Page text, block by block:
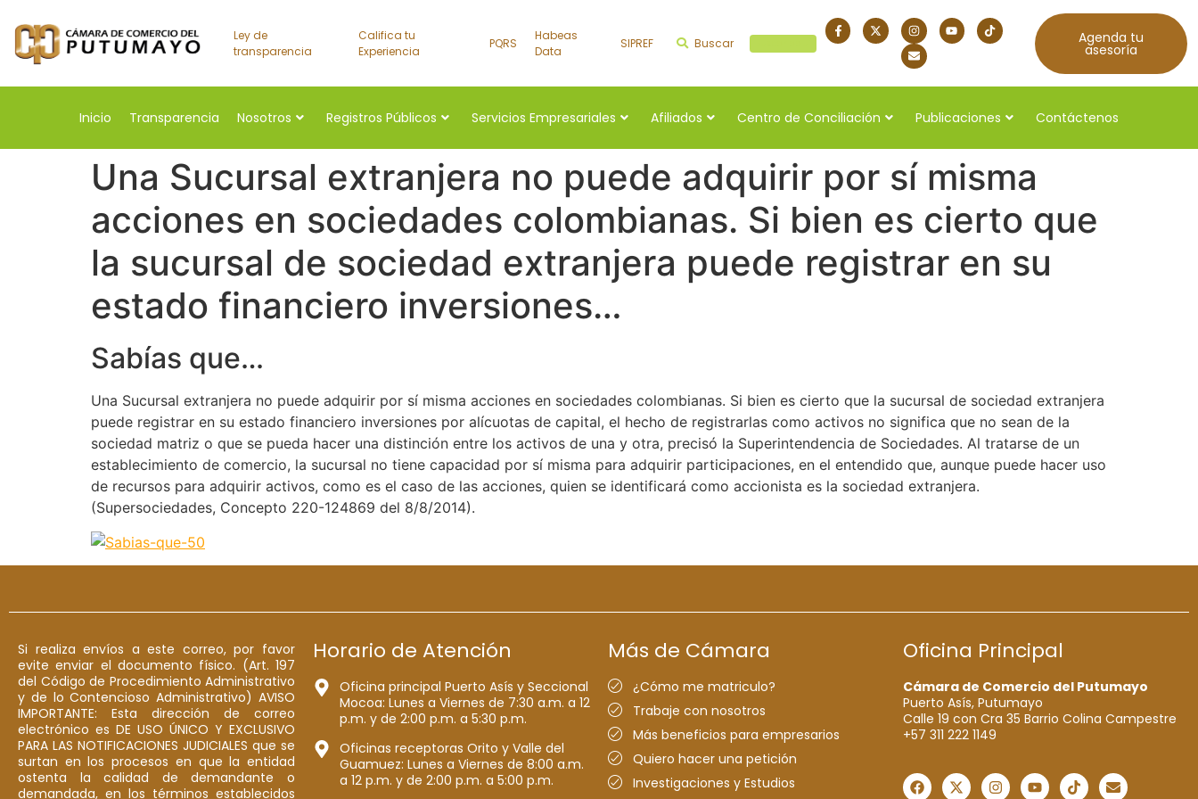
Ley de
transparencia
Califica tu
Experiencia
PQRS
Habeas
Data
SIPREF Buscar Agenda tu
asesoría
Inicio Transparencia Nosotros Registros Públicos Servicios Empresariales Afiliados Centro de Conciliación Publicaciones Contáctenos
Una Sucursal extranjera no puede adquirir por sí misma
acciones en sociedades colombianas. Si bien es cierto que
la sucursal de sociedad extranjera puede registrar en su
estado financiero inversiones…
Sabías que…
Una Sucursal extranjera no puede adquirir por sí misma acciones en sociedades colombianas. Si bien es cierto que la sucursal de sociedad extranjera
puede registrar en su estado financiero inversiones por alícuotas de capital, el hecho de registrarlas como activos no significa que no sean de la
sociedad matriz o que se pueda hacer una distinción entre los activos de una y otra, precisó la Superintendencia de Sociedades. Al tratarse de un
establecimiento de comercio, la sucursal no tiene capacidad por sí misma para adquirir participaciones, en el entendido que, aunque puede hacer uso
de recursos para adquirir activos, como es el caso de las acciones, quien se identificará como accionista es la sociedad extranjera.
(Supersociedades, Concepto 220-124869 del 8/8/2014).
Si realiza envíos a este correo, por favor
evite enviar el documento físico. (Art. 197
del Código de Procedimiento Administrativo
y de lo Contencioso Administrativo) AVISO
IMPORTANTE: Esta dirección de correo
electrónico es DE USO ÚNICO Y EXCLUSIVO
PARA LAS NOTIFICACIONES JUDICIALES que se
surtan en los procesos en que la entidad
ostenta la calidad de demandante o
demandada, en los términos establecidos
Horario de Atención
Oficina principal Puerto Asís y Seccional
Mocoa: Lunes a Viernes de 7:30 a.m. a 12
p.m. y de 2:00 p.m. a 5:30 p.m.
Oficinas receptoras Orito y Valle del
Guamuez: Lunes a Viernes de 8:00 a.m.
a 12 p.m. y de 2:00 p.m. a 5:00 p.m.
Más de Cámara
¿Cómo me matriculo?
Trabaje con nosotros
Más beneficios para empresarios
Quiero hacer una petición
Investigaciones y Estudios
Oficina Principal
Cámara de Comercio del Putumayo
Puerto Asís, Putumayo
Calle 19 con Cra 35 Barrio Colina Campestre
+57 311 222 1149